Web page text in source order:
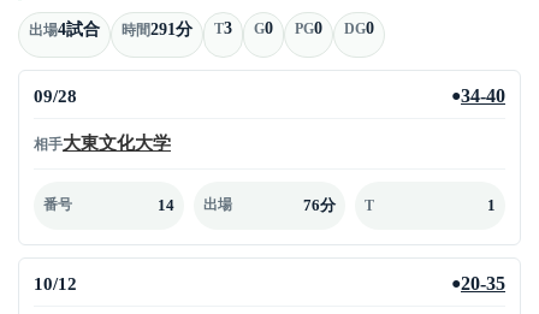
出場4試合 時間291分 T3 G0 PG0 DG0
09/28 ●34-40
相手大東文化大学
番号 14 出場 76分 T 1
10/12 ●20-35